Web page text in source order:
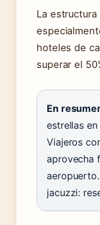
La
hoteles de
superar el
En
estrellas
Viajeros
aprovecha
jacuzzi: